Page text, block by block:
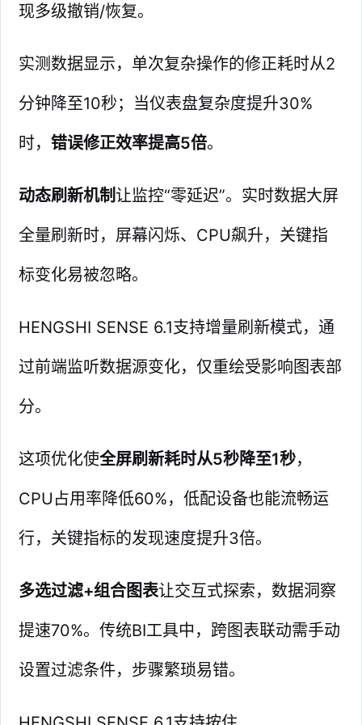
现多级撤销/恢复。
实测数据显示，单次复杂操作的修正耗时从2
分钟降至10秒；当仪表盘复杂度提升30%
时，错误修正效率提高5倍。
动态刷新机制让监控“零延迟”。实时数据大屏
全量刷新时，屏幕闪烁、CPU飙升，关键指
标变化易被忽略。
HENGSHI SENSE 6.1支持增量刷新模式，通
过前端监听数据源变化，仅重绘受影响图表部
分。
这项优化使全屏刷新耗时从5秒降至1秒，
CPU占用率降低60%，低配设备也能流畅运
行，关键指标的发现速度提升3倍。
多选过滤+组合图表让交互式探索，数据洞察
提速70%。传统BI工具中，跨图表联动需手动
设置过滤条件，步骤繁琐易错。